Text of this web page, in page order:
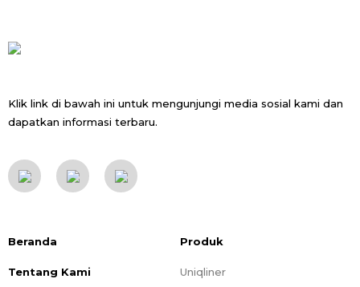
Klik link di bawah ini untuk mengunjungi media sosial kami dan
dapatkan informasi terbaru.
Beranda
Tentang Kami
Produk
Uniqliner